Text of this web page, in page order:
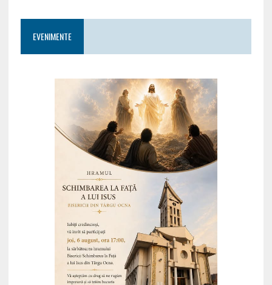
EVENIMENTE